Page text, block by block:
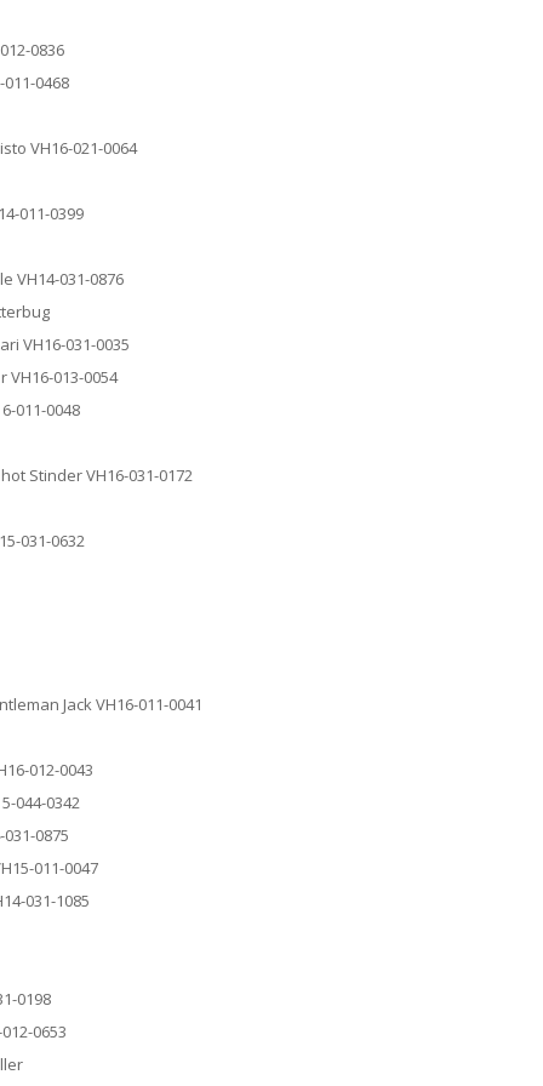
0836
0468
VH16-021-0064
011-0399
VH14-031-0876
VH16-031-0035
VH16-013-0054
011-0048
Stinder VH16-031-0172
031-0632
Jack VH16-011-0041
012-0043
044-0342
0875
011-0047
031-1085
0198
0653